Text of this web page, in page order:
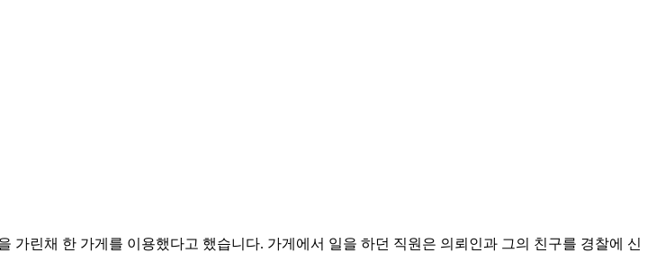
린채 한 가게를 이용했다고 했습니다. 가게에서 일을 하던 직원은 의뢰인과 그의 친구를 경찰에 신